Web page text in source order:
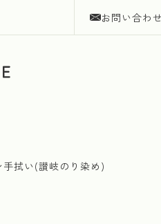
お問い合わせ
手拭い(讃岐のり染め)